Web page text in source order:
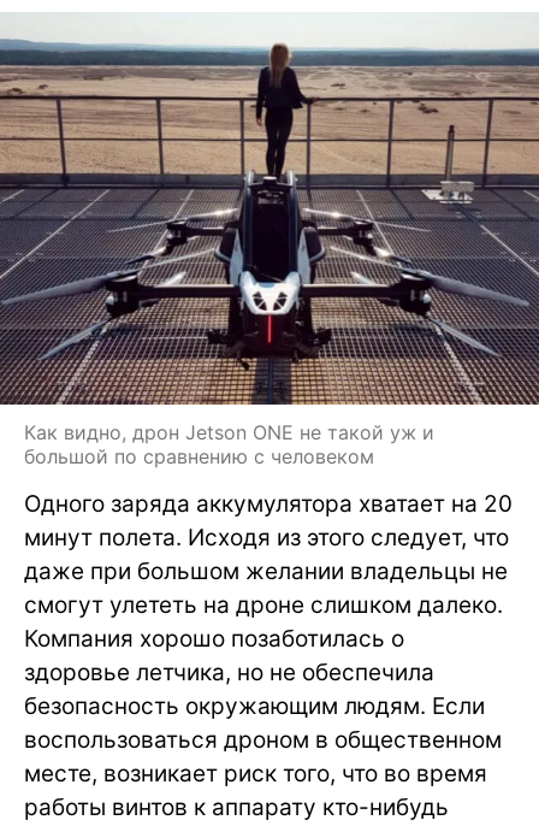
Как видно, дрон Jetson ONE не такой уж и
большой по сравнению с человеком
Одного заряда аккумулятора хватает на 20
минут полета. Исходя из этого следует, что
даже при большом желании владельцы не
смогут улететь на дроне слишком далеко.
Компания хорошо позаботилась о
здоровье летчика, но не обеспечила
безопасность окружающим людям. Если
воспользоваться дроном в общественном
месте, возникает риск того, что во время
работы винтов к аппарату кто-нибудь